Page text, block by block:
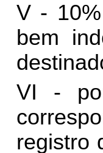
V -
bem
VI -
registro